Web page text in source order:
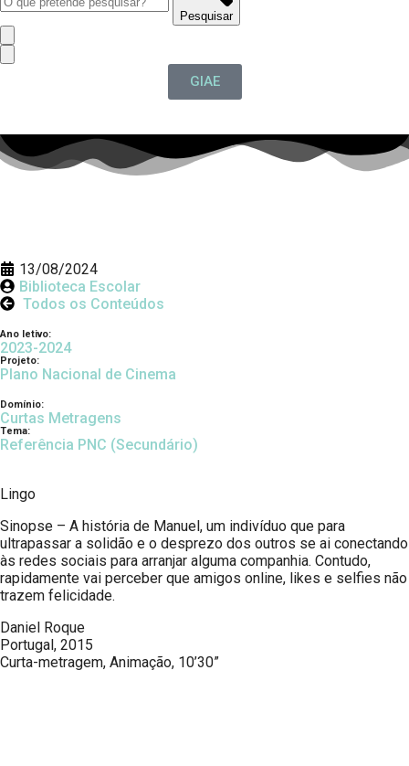
Pesquisar
GIAE
13/08/2024
Biblioteca Escolar
Todos os Conteúdos
Ano letivo:
2023-2024
Projeto:
Plano Nacional de Cinema
Domínio:
Curtas Metragens
Tema:
Referência PNC (Secundário)
Lingo
Sinopse – A história de Manuel, um indivíduo que para
ultrapassar a solidão e o desprezo dos outros se ai conectando
às redes sociais para arranjar alguma companhia. Contudo,
rapidamente vai perceber que amigos online, likes e selfies não
trazem felicidade.
Daniel Roque
Portugal, 2015
Curta-metragem, Animação, 10’30”